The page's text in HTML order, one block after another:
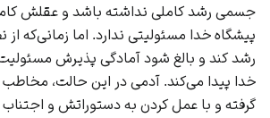
جسمی رشد کاملی نداشته باشد و عقلش
پیشگاه خدا مسئولیتی ندارد. اما زمانی‌که
رشد کند و بالغ شود آمادگی پذیرش مسئولیت
خدا پیدا می‌کند. آدمی در این حالت، مخاطب
گرفته و با عمل کردن به دستوراتش و اجتناب